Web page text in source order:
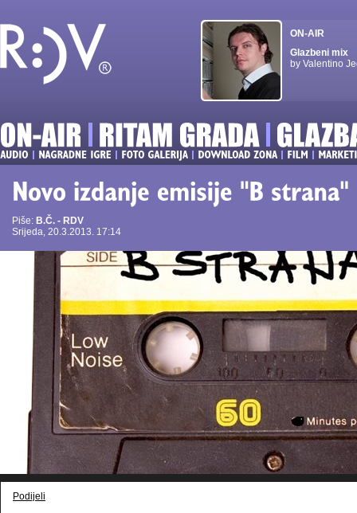
ON-AIR
Glazbeni mix
by Valentino
Piše: B.Č. - RDV
Srijeda, 20.3.2013. 17:14
Podijeli